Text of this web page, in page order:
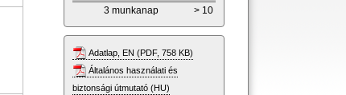
3 munkanap
> 10
Adatlap, EN (PDF, 758 KB)
Általános használati és
biztonsági útmutató (HU)